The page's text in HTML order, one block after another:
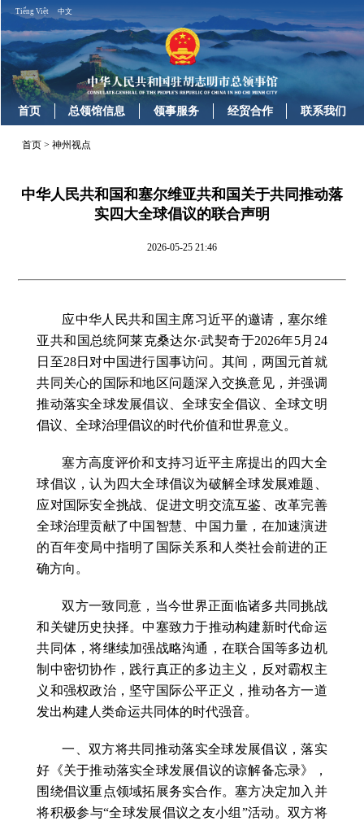
Tiếng Việt 中文
首页 总领馆信息 领事服务 经贸合作 联系我们
首页 >神州视点
中华人民共和国和塞尔维亚共和国关于共同推动落
实四大全球倡议的联合声明
2026-05-25 21:46
应中华人民共和国主席习近平的邀请，塞尔维
亚共和国总统阿莱克桑达尔·武契奇于2026年5月24
日至28日对中国进行国事访问。其间，两国元首就
共同关心的国际和地区问题深入交换意见，并强调
推动落实全球发展倡议、全球安全倡议、全球文明
倡议、全球治理倡议的时代价值和世界意义。
塞方高度评价和支持习近平主席提出的四大全
球倡议，认为四大全球倡议为破解全球发展难题、
应对国际安全挑战、促进文明交流互鉴、改革完善
全球治理贡献了中国智慧、中国力量，在加速演进
的百年变局中指明了国际关系和人类社会前进的正
确方向。
双方一致同意，当今世界正面临诸多共同挑战
和关键历史抉择。中塞致力于推动构建新时代命运
共同体，将继续加强战略沟通，在联合国等多边机
制中密切协作，践行真正的多边主义，反对霸权主
义和强权政治，坚守国际公平正义，推动各方一道
发出构建人类命运共同体的时代强音。
一、双方将共同推动落实全球发展倡议，落实
好《关于推动落实全球发展倡议的谅解备忘录》，
围绕倡议重点领域拓展务实合作。塞方决定加入并
将积极参与“全球发展倡议之友小组”活动。双方将